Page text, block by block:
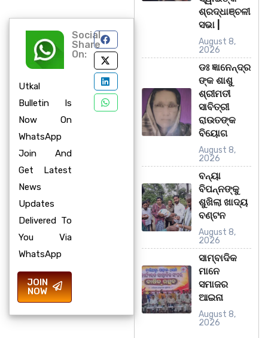
Utkal
Bulletin Is
Now On
WhatsApp
Join And
Get Latest
News
Updates
Delivered To
You Via
WhatsApp
JOIN
NOW
Social
Share
On:
ଶ୍ରଦ୍ଧାଞ୍ଚଳୀ
ସଭା |
August 8,
2026
ଡଃ ଜ୍ଞାନେନ୍ଦ୍ର
ଙ୍କ ଶାଶୁ
ଶ୍ରୀମତୀ
ସାବିତ୍ରୀ
ରାଉତଙ୍କ
ବିୟୋଗ
August 8,
2026
ବନ୍ୟା
ବିପନ୍ନଙ୍କୁ
ଶୁଖିଲା ଖାଦ୍ୟ
ବଣ୍ଟନ
August 8,
2026
ସାମ୍ବାଦିକ
ମାନେ
ସମାଜର
ଆଇନା
August 8,
2026